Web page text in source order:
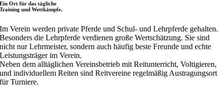
Ein Ort für das tägliche
Training und Wettkämpfe.
Im Verein werden private Pferde und Schul- und Lehrpferde gehalten.
Besonders die Lehrpferde verdienen große Wertschätzung. Sie sind
nicht nur Lehrmeister, sondern auch häufig beste Freunde und echte
Leistungsträger im Verein.
Neben dem alltäglichen Vereinsbetrieb mit Reitunterricht, Voltigieren,
und individuellem Reiten sind Reitvereine regelmäßig Austragungsort
für Turniere.